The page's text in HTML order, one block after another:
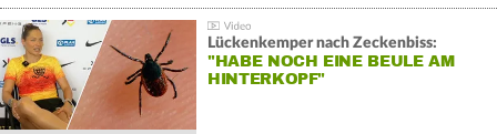
Lückenkemper nach Zeckenbiss:
"HABE NOCH EINE BEULE AM
HINTERKOPF"